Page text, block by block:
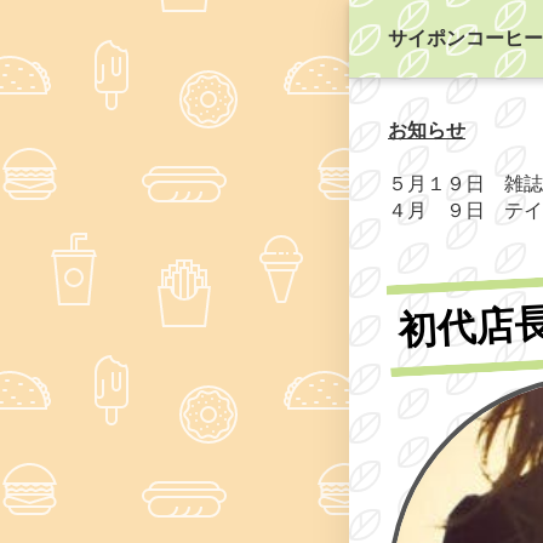
サイポンコーヒー
お知らせ
５月１９日 雑誌
４月 ９日 テイ
初代店